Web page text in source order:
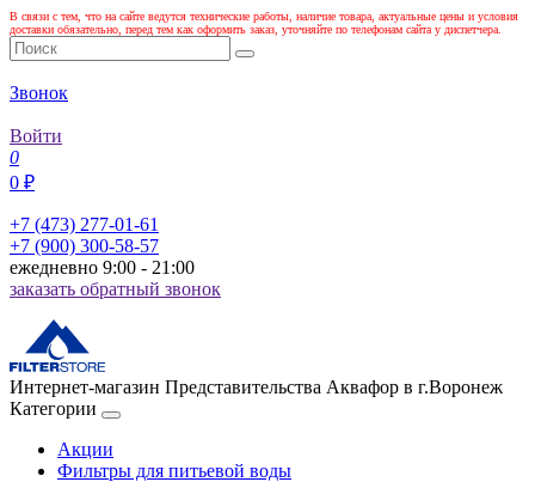
В связи с тем, что на сайте ведутся технические работы, наличие товара, актуальные цены и условия
доставки обязательно, перед тем как оформить заказ, уточняйте по телефонам сайта у диспетчера.
Звонок
Войти
0
0 ₽
+7 (473) 277-01-61
+7 (900) 300-58-57
ежедневно 9:00 - 21:00
заказать обратный звонок
Интернет-магазин Представительства Аквафор в г.Воронеж
Категории
Акции
Фильтры для питьевой воды